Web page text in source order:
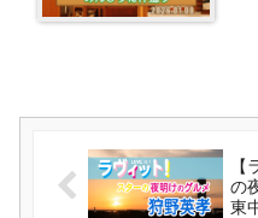
の
東